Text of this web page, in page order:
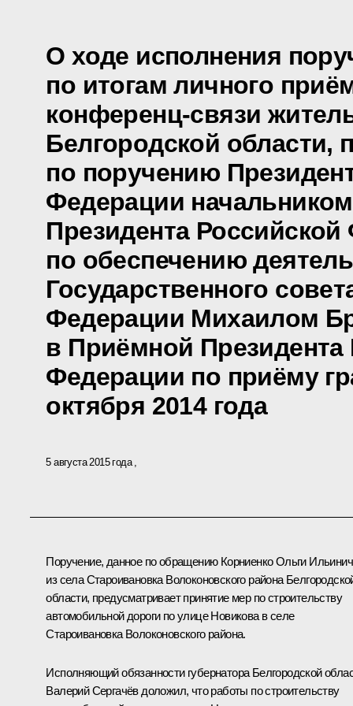
О ходе исполнения
по итогам личного
конференц-связи
Белгородской области,
по поручению
Федерации
Президента
по обеспечению
Государственного
Федерации Михаилом
в Приёмной Президента
Федерации по приёму
октября 2014 года
5 августа 2015 года
Поручение, данное по обращению Корниенко Ольги
из села Староивановка Волоконовского района
области, предусматривает принятие мер по строительству
автомобильной дороги по улице Новикова в селе
Староивановка Волоконовского района.
Исполняющий обязанности губернатора Белгородской
Валерий Сергачёв доложил, что работы по строительству